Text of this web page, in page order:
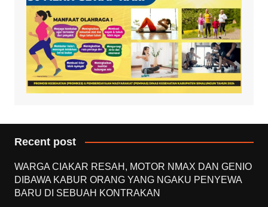
Recent post
WARGA CIAKAR RESAH, MOTOR NMAX DAN GENIO
DIBAWA KABUR ORANG YANG NGAKU PENYEWA
BARU DI SEBUAH KONTRAKAN